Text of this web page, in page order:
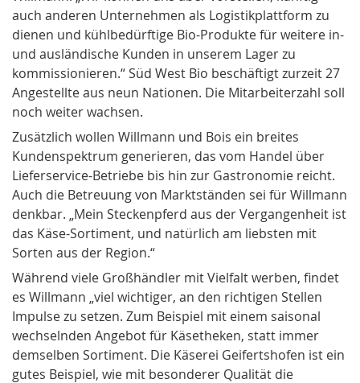
auch anderen Unternehmen als Logistikplattform zu
dienen und kühlbedürftige Bio-Produkte für weitere in-
und ausländische Kunden in unserem Lager zu
kommissionieren.“ Süd West Bio beschäftigt zurzeit 27
Angestellte aus neun Nationen. Die Mitarbeiterzahl soll
noch weiter wachsen.
Zusätzlich wollen Willmann und Bois ein breites
Kundenspektrum generieren, das vom Handel über
Lieferservice-Betriebe bis hin zur Gastronomie reicht.
Auch die Betreuung von Marktständen sei für Willmann
denkbar. „Mein Steckenpferd aus der Vergangenheit ist
das Käse-Sortiment, und natürlich am liebsten mit
Sorten aus der Region.“
Während viele Großhändler mit Vielfalt werben, findet
es Willmann „viel wichtiger, an den richtigen Stellen
Impulse zu setzen. Zum Beispiel mit einem saisonal
wechselnden Angebot für Käsetheken, statt immer
demselben Sortiment. Die Käserei Geifertshofen ist ein
gutes Beispiel, wie mit besonderer Qualität die